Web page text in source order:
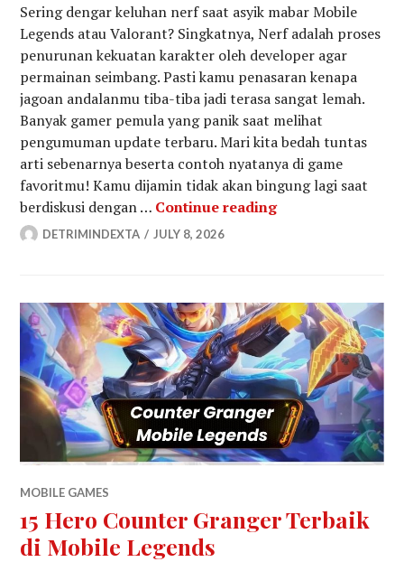
Sering dengar keluhan nerf saat asyik mabar Mobile
Legends atau Valorant? Singkatnya, Nerf adalah proses
penurunan kekuatan karakter oleh developer agar
permainan seimbang. Pasti kamu penasaran kenapa
jagoan andalanmu tiba-tiba jadi terasa sangat lemah.
Banyak gamer pemula yang panik saat melihat
pengumuman update terbaru. Mari kita bedah tuntas
arti sebenarnya beserta contoh nyatanya di game
favoritmu! Kamu dijamin tidak akan bingung lagi saat
berdiskusi dengan … Continue readingNerf Adalah
DETRIMINDEXTA JULY 8, 2026
MOBILE GAMES
15 Hero Counter Granger Terbaik
di Mobile Legends